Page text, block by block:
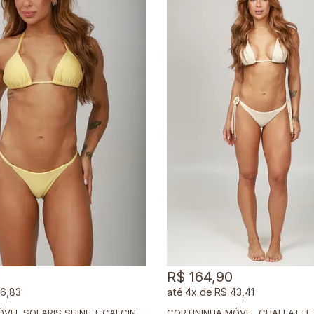
R$ 164,90
4x de R$ 43,41